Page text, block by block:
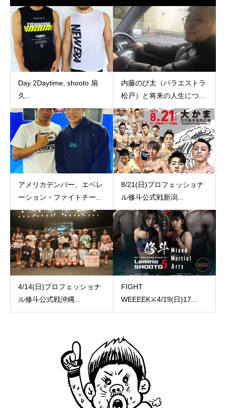
Day 2Daytime, shooto 扇
久...
内藤のび太（パラエストラ
松戸）と将来の人生につ...
アメリカデンバー、エベレ
ーション・ファイトチー...
8/21(日)プロフェッショナ
ル修斗公式戦新潟...
4/14(日)プロフェッショナ
ル修斗公式戦沖縄...
FIGHT
WEEEEK⚔️4/19(日)17...